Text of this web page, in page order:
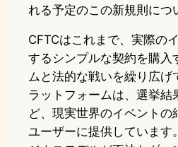
れる予定のこの新規則につ
CFTCはこれまで、実際の
するシンプルな契約を購入
ムと法的な戦いを繰り広げ
ラットフォームは、選挙結
ど、現実世界のイベントの
ユーザーに提供しています